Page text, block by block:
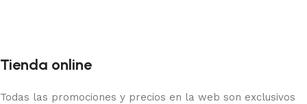
Tienda online
Todas las promociones y precios en la web son exclusivos